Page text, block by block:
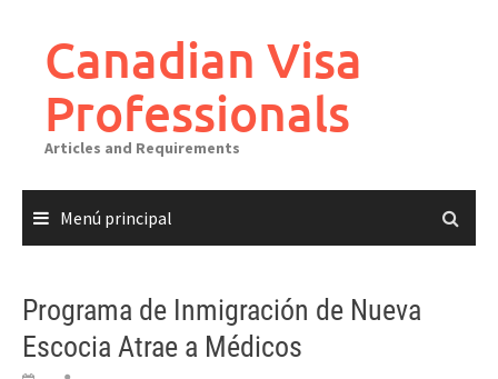
Canadian Visa
Professionals
Articles and Requirements
Menú principal
Programa de Inmigración de Nueva
Escocia Atrae a Médicos